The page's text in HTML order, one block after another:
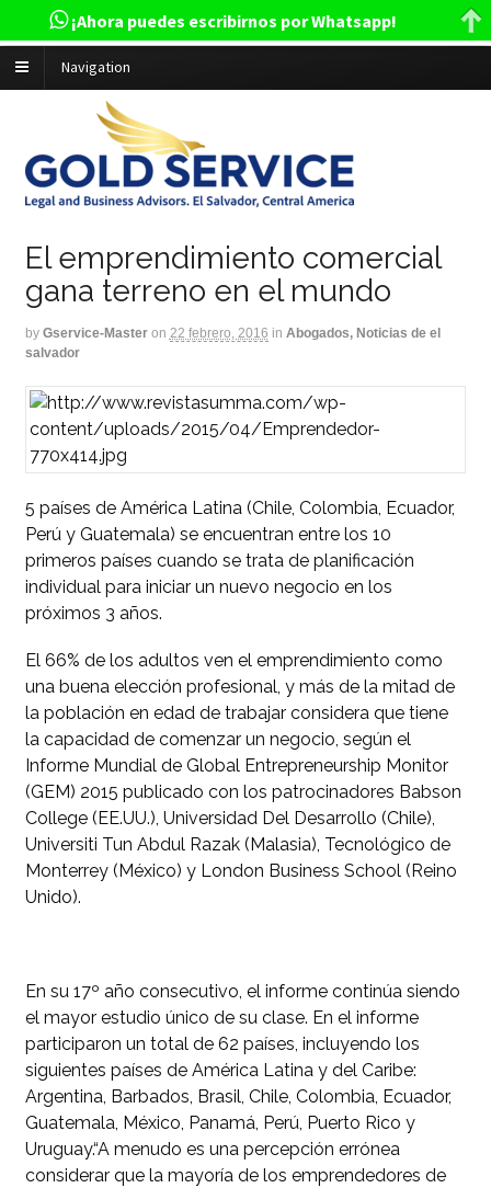
Navigation
El emprendimiento comercial
gana terreno en el mundo
by Gservice-Master on 22 febrero, 2016 in Abogados, Noticias de el
salvador
5 países de América Latina (Chile, Colombia, Ecuador,
Perú y Guatemala) se encuentran entre los 10
primeros países cuando se trata de planificación
individual para iniciar un nuevo negocio en los
próximos 3 años.
El 66% de los adultos ven el emprendimiento como
una buena elección profesional, y más de la mitad de
la población en edad de trabajar considera que tiene
la capacidad de comenzar un negocio, según el
Informe Mundial de Global Entrepreneurship Monitor
(GEM) 2015 publicado con los patrocinadores Babson
College (EE.UU.), Universidad Del Desarrollo (Chile),
Universiti Tun Abdul Razak (Malasia), Tecnológico de
Monterrey (México) y London Business School (Reino
Unido).
En su 17º año consecutivo, el informe continúa siendo
el mayor estudio único de su clase. En el informe
participaron un total de 62 países, incluyendo los
siguientes países de América Latina y del Caribe:
Argentina, Barbados, Brasil, Chile, Colombia, Ecuador,
Guatemala, México, Panamá, Perú, Puerto Rico y
Uruguay.“A menudo es una percepción errónea
considerar que la mayoría de los emprendedores de
¡Ahora puedes escribirnos por Whatsapp!